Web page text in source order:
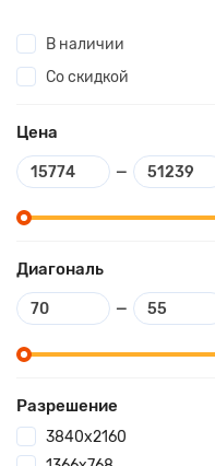
В наличии
Со скидкой
Цена
—
Диагональ
—
Разрешение
3840x2160